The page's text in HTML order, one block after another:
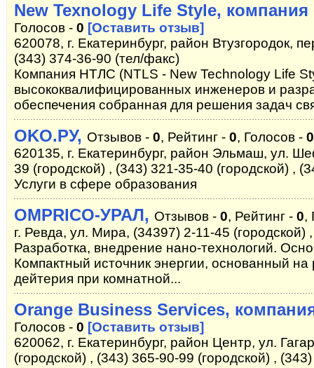
New Texnology Life Style, компания
Голосов - 0 [Оставить отзыв]
620078, г. Екатеринбург, район Втузгородок,
(343) 374-36-90 (тел/факс)
Компания НТЛС (NTLS - New Technology Life
высококвалифицированных инженеров и
обеспечения собранная для решения задач
OKO.РУ, Отзывов - 0, Рейтинг - 0, Голосов - 0
620135, г. Екатеринбург, район Эльмаш, ул.
39 (городской) , (343) 321-35-40 (городской) ,
Услуги в сфере образования
OMPRICO-УРАЛ, Отзывов - 0, Рейтинг - 0,
г. Ревда, ул. Мира, (34397) 2-11-45
Разработка, внедрение нано-технологий.
Компактный источник энергии, основанный на
дейтерия при комнатной...
Orange Business Services,
Голосов - 0 [Оставить отзыв]
620062, г. Екатеринбург, район Центр, ул.
(городской) , (343) 365-90-99 (городской) ,